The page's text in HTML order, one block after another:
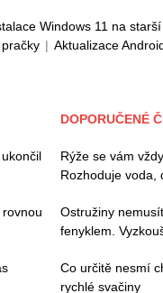
Windows 11 na
| Aktualizace
DOPORUČENÉ
Rýže se vám
Rozhoduje voda,
Ostružiny
fenyklem.
Co určitě nesmí
rychlé svačiny